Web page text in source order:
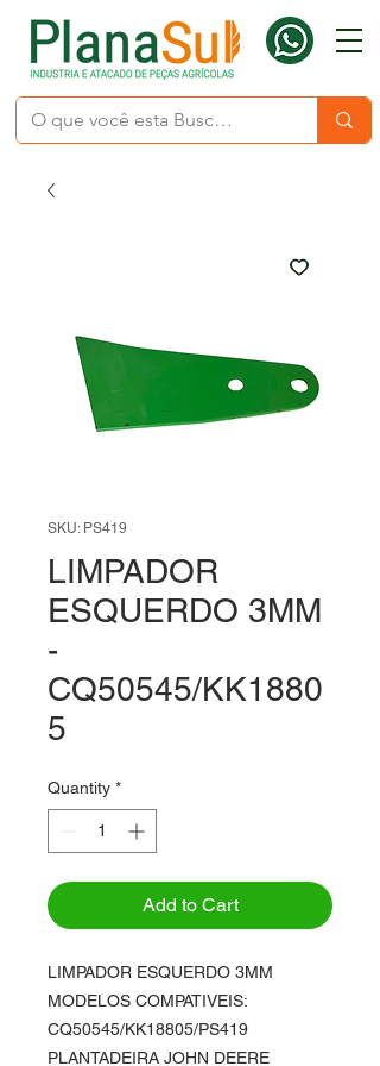
SKU: PS419
LIMPADOR
ESQUERDO 3MM
-
CQ50545/KK1880
5
Quantity *
Add to Cart
LIMPADOR ESQUERDO 3MM
MODELOS COMPATIVEIS:
CQ50545/KK18805/PS419
PLANTADEIRA JOHN DEERE